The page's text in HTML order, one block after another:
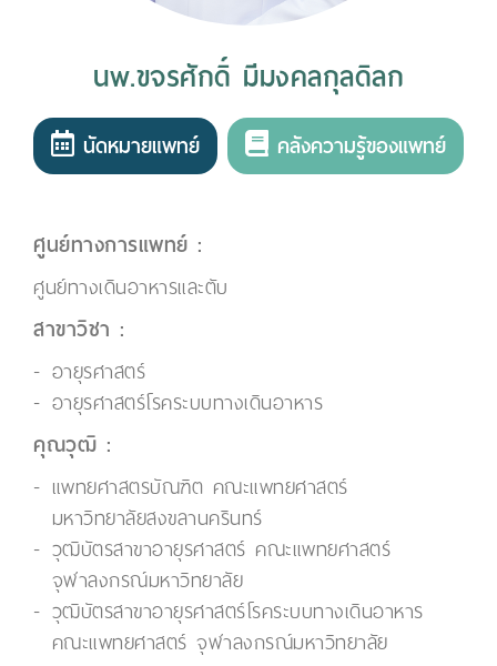
นพ.ขจรศักดิ์ มีมงคลกุลดิลก
นัดหมายแพทย์ คลังความรู้ของแพทย์
ศูนย์ทางการแพทย์ :
ศูนย์ทางเดินอาหารและตับ
สาขาวิชา :
อายุรศาสตร์
อายุรศาสตร์โรคระบบทางเดินอาหาร
คุณวุฒิ :
แพทยศาสตรบัณฑิต คณะแพทยศาสตร์
มหาวิทยาลัยสงขลานครินทร์
วุฒิบัตรสาขาอายุรศาสตร์ คณะแพทยศาสตร์
จุฬาลงกรณ์มหาวิทยาลัย
วุฒิบัตรสาขาอายุรศาสตร์โรคระบบทางเดินอาหาร
คณะแพทยศาสตร์ จุฬาลงกรณ์มหาวิทยาลัย